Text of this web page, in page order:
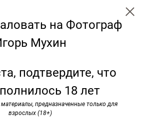
на Фотограф
Мухин
подтвердите, что
18 лет
предназначенные только для
взрослых (18+)